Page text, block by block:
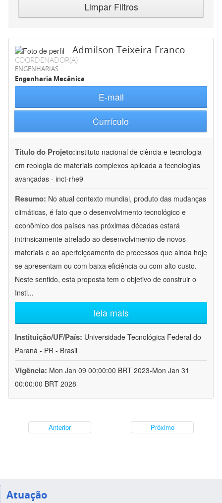
Limpar Filtros
Admilson Teixeira Franco
COORDENADOR(A)
ENGENHARIAS
Engenharia Mecânica
E-mail
Currículo
Título do Projeto:instituto nacional de ciência e tecnologia
em reologia de materiais complexos aplicada a tecnologias
avançadas - inct-rhe9
Resumo: No atual contexto mundial, produto das mudanças
climáticas, é fato que o desenvolvimento tecnológico e
econômico dos países nas próximas décadas estará
intrinsicamente atrelado ao desenvolvimento de novos
materiais e ao aperfeiçoamento de processos que ainda hoje
se apresentam ou com baixa eficiência ou com alto custo.
Neste sentido, esta proposta tem o objetivo de construir o
Insti...
leia mais
Instituição/UF/País: Universidade Tecnológica Federal do
Paraná - PR - Brasil
Vigência: Mon Jan 09 00:00:00 BRT 2023-Mon Jan 31
00:00:00 BRT 2028
Anterior Próximo
Atuação